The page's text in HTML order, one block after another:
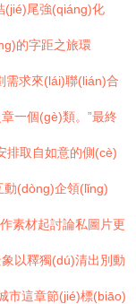
(jié)尾強(qiáng)化
的字距之旅環
需求來(lái)聯(lián)合
一個(gè)類。”最終
排取自如意的側(cè)
動(dòng)企領(lǐng)
素材起討論私圖片更
以釋獨(dú)清出別動
市這章節(jié)標(biāo)